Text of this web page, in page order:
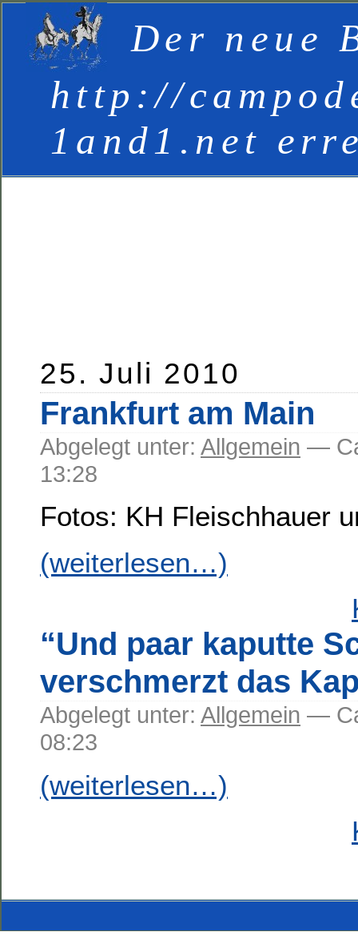
Der neue
http://
1and1.net
25. Juli 2010
Frankfurt am Main
Abgelegt unter: Allgemein —
13:28
Fotos: KH Fleischhauer
(weiterlesen…)
“Und paar kaputte
verschmerzt das
Abgelegt unter: Allgemein —
08:23
(weiterlesen…)